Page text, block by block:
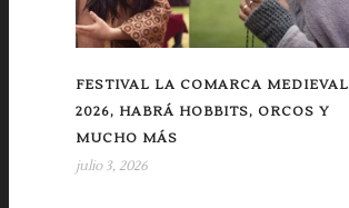
FESTIVAL LA COMARCA MEDIEVAL
2026, HABRÁ HOBBITS, ORCOS Y
MUCHO MÁS
julio 3, 2026